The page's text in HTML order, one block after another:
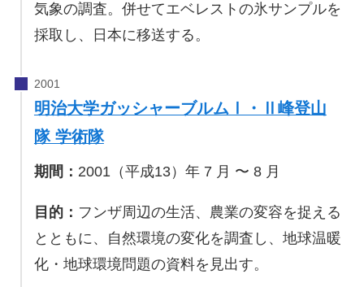
気象の調査。併せてエベレストの氷サンプルを
採取し、日本に移送する。
明治大学ガッシャーブルムⅠ・Ⅱ峰登山
隊 学術隊
期間： 2001（平成13）年 7 月 〜 8 月
目的： フンザ周辺の生活、農業の変容を捉える
とともに、自然環境の変化を調査し、地球温暖
化・地球環境問題の資料を見出す。